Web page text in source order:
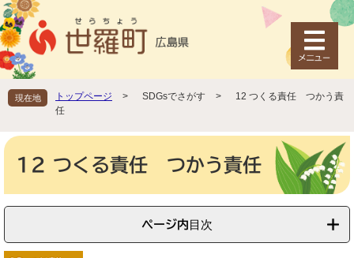
ペ
ー
ジ
の
頭
で
。
メ
ニ
ュ
ー
飛
ば
て
現在地 トップページ > SDGsでさがす >
12 つくる責任 つかう責
任
本
12 つくる責任 つかう責任
ページ内目次